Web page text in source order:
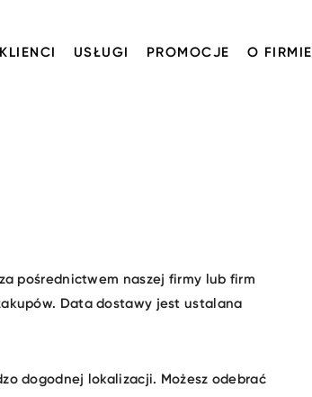
KLIENCI USŁUGI PROMOCJE O FIRMIE
pośrednictwem naszej firmy lub firm
Data dostawy jest ustalana
dogodnej lokalizacji. Możesz odebrać